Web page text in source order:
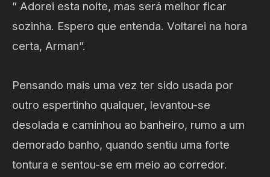
” Adorei esta noite, mas será melhor ficar
sozinha. Espero que entenda. Voltarei na hora
certa, Arman”.
Pensando mais uma vez ter sido usada por
outro espertinho qualquer, levantou-se
desolada e caminhou ao banheiro, rumo a um
demorado banho, quando sentiu uma forte
tontura e sentou-se em meio ao corredor.